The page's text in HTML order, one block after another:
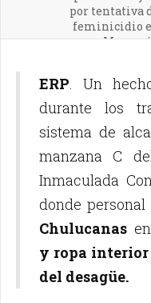
por tentativa
feminicidio
ERP. Un
durante los
sistema de
manzana C
Inmaculada
donde personal
Chulucanas
y ropa interior
del desagüe.